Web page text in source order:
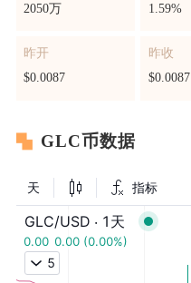
2050万
1.59%
昨开
$0.0087
昨收
$0.0087
GLC币数据